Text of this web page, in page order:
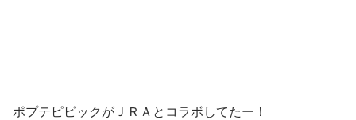
ポプテピピックがＪＲＡとコラボしてたー！